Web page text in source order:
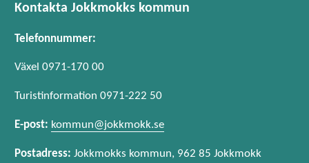
Kontakta Jokkmokks kommun
Telefonnummer:
Växel 0971-170 00
Turistinformation 0971-222 50
E-post: kommun@jokkmokk.se
Postadress: Jokkmokks kommun, 962 85 Jokkmokk